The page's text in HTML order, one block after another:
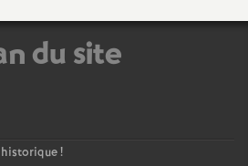
S
du site
!